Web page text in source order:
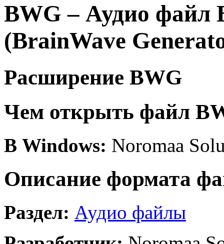
BWG – Аудио файл
(BrainWave
Расширение BWG
Чем открыть файл
В Windows: Noromaa
Описание формата
Раздел: Аудио файлы